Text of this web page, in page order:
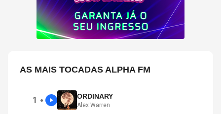
AS MAIS TOCADAS ALPHA FM
1 ● ORDINARY
Alex Warren